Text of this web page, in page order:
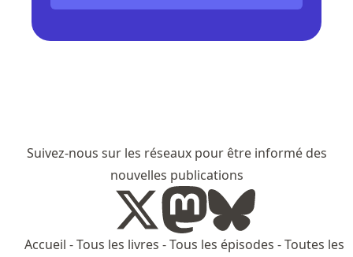
Suivez-nous sur les réseaux pour être informé des
nouvelles publications
Accueil -Tous les livres -Tous les épisodes -Toutes les